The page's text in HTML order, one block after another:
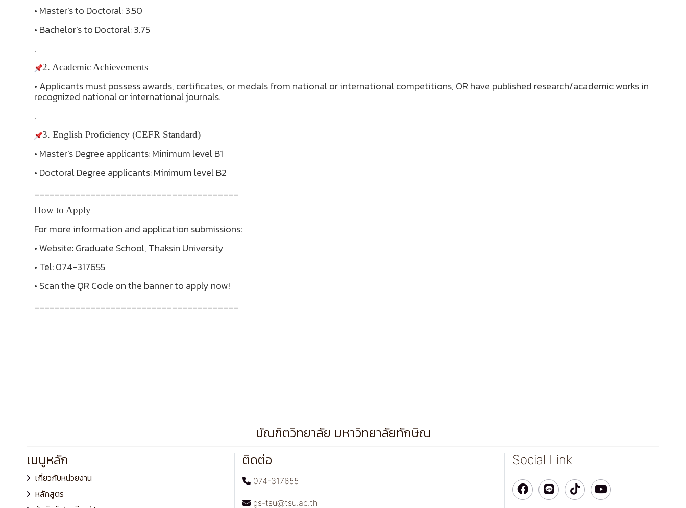
• Master’s to Doctoral: 3.50
• Bachelor’s to Doctoral: 3.75
.
2. Academic Achievements
• Applicants must possess awards, certificates, or medals from national or international competitions, OR have published research/academic works in
recognized national or international journals.
.
3. English Proficiency (CEFR Standard)
• Master’s Degree applicants: Minimum level B1
• Doctoral Degree applicants: Minimum level B2
________________________________________
How to Apply
For more information and application submissions:
• Website: Graduate School, Thaksin University
• Tel: 074-317655
• Scan the QR Code on the banner to apply now!
________________________________________
บัณฑิตวิทยาลัย มหาวิทยาลัยทักษิณ
เมนูหลัก
เกี่ยวกับหน่วยงาน
หลักสูตร
ติดต่อ
074-317655
gs-tsu@tsu.ac.th
Social Link